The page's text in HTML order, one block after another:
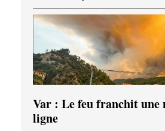
Var : Le feu franchit une
ligne